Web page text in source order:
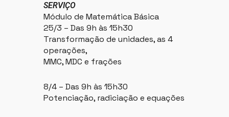
SERVIÇO
Módulo de Matemática Básica
25/3 – Das 9h às 15h30
Transformação de unidades, as 4
operações,
MMC, MDC e frações
8/4 – Das 9h às 15h30
Potenciação, radiciação e equações